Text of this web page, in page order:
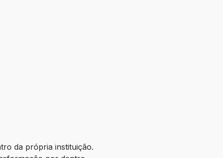
da própria instituição.